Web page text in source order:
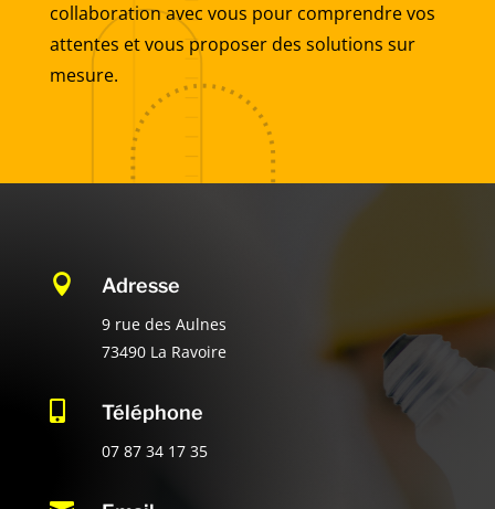
collaboration avec vous pour comprendre vos
attentes et vous proposer des solutions sur
mesure.
 Adresse
9 rue des Aulnes
73490 La Ravoire
 Téléphone
07 87 34 17 35